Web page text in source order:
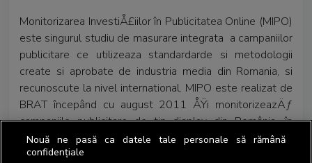
Monitorizarea InvestiÅ£iilor în Publicitatea Online (MIPO)
este singurul studiu de masurare integrata a campaniilor
publicitare ce utilizeaza standardarde si metodologii
create si aprobate de industria media din Romania, si
recunoscute la nivel international. MIPO este realizat de
BRAT începând cu august 2011 ÅŸi monitorizeazÄƒ
campaniile publicitare de tip display din România, în
monitorizarea volumelor la ratecard nefiind incluse
campaniile livrate prin sisteme de tip programatic sau
Nouă ne pasă ca datele tale personale să rămână
confidențiale